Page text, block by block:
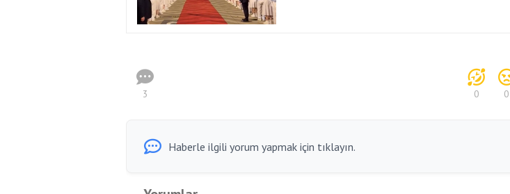
3 0 0
Haberle ilgili yorum yapmak için tıklayın.